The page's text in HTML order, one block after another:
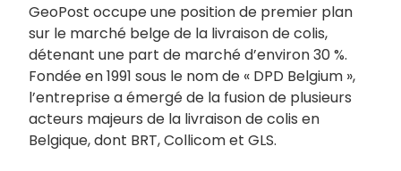
GeoPost occupe une position de premier plan
sur le marché belge de la livraison de colis,
détenant une part de marché d’environ 30 %.
Fondée en 1991 sous le nom de « DPD Belgium »,
l’entreprise a émergé de la fusion de plusieurs
acteurs majeurs de la livraison de colis en
Belgique, dont BRT, Collicom et GLS.